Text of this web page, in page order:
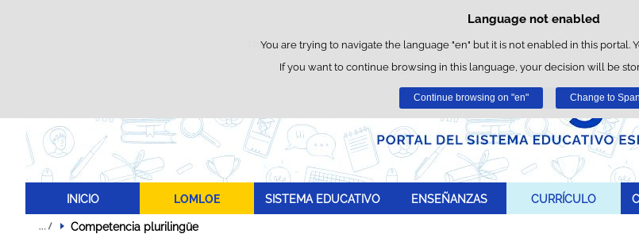
Cookie Policy
This website uses its own cookies to facilitate browsing and third-party cookies to
You can get more information in the "Cookies" section of
Accept Reject
Language not enabled
You are trying to navigate the language "en" but it is not enabled in this portal.
If you want to continue browsing in this language, your decision will be
Continue browsing on "en" Change to
Skip to content
INICIO LOMLOE SISTEMA EDUCATIVO ENSEÑANZAS CURRÍCULO
Competencia plurilingüe